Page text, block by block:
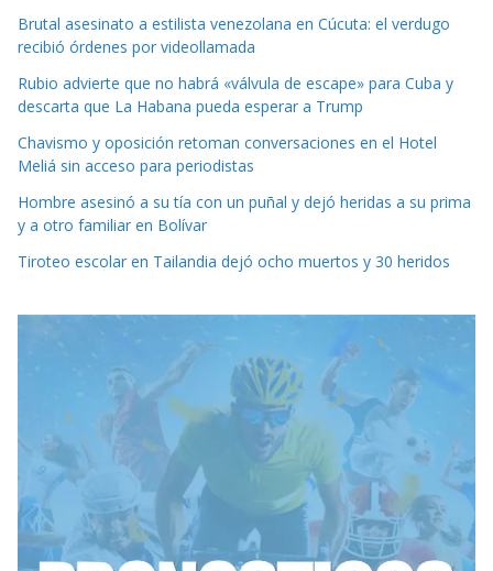
Brutal asesinato a estilista venezolana en Cúcuta: el verdugo
recibió órdenes por videollamada
Rubio advierte que no habrá «válvula de escape» para Cuba y
descarta que La Habana pueda esperar a Trump
Chavismo y oposición retoman conversaciones en el Hotel
Meliá sin acceso para periodistas
Hombre asesinó a su tía con un puñal y dejó heridas a su prima
y a otro familiar en Bolívar
Tiroteo escolar en Tailandia dejó ocho muertos y 30 heridos